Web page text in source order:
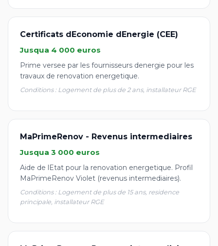
Certificats dEconomie dEnergie (CEE)
Jusqua 4 000 euros
Prime versee par les fournisseurs denergie pour les
travaux de renovation energetique.
Conditions : Logement de plus de 2 ans, installateur RGE
MaPrimeRenov - Revenus intermediaires
Jusqua 3 000 euros
Aide de lEtat pour la renovation energetique. Profil
MaPrimeRenov Violet (revenus intermediaires).
Conditions : Logement de plus de 15 ans, residence
principale, installateur RGE